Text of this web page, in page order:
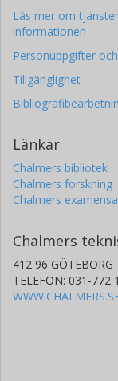
Läs mer om
informationen
Personuppgifter
Tillgänglighet
Länkar
Chalmers bibliotek
Chalmers forskning
Chalmers
Chalmers
412 96 GÖTEBORG
TELEFON: 031-772